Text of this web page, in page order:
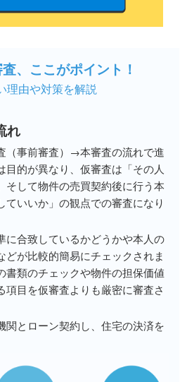
、ここがポイント！
理由や対策を解説
れ
（事前審査）→本審査の流れで進
目的が異なり、仮審査は「その人
そして物件の売買契約後に行う本
ていいか」の観点での審査になり
に合致しているかどうかや本人の
どが比較的簡易にチェックされま
書類のチェックや物件の担保価値
項目を仮審査よりも厳密に審査さ
関とローン契約し、住宅の決済を